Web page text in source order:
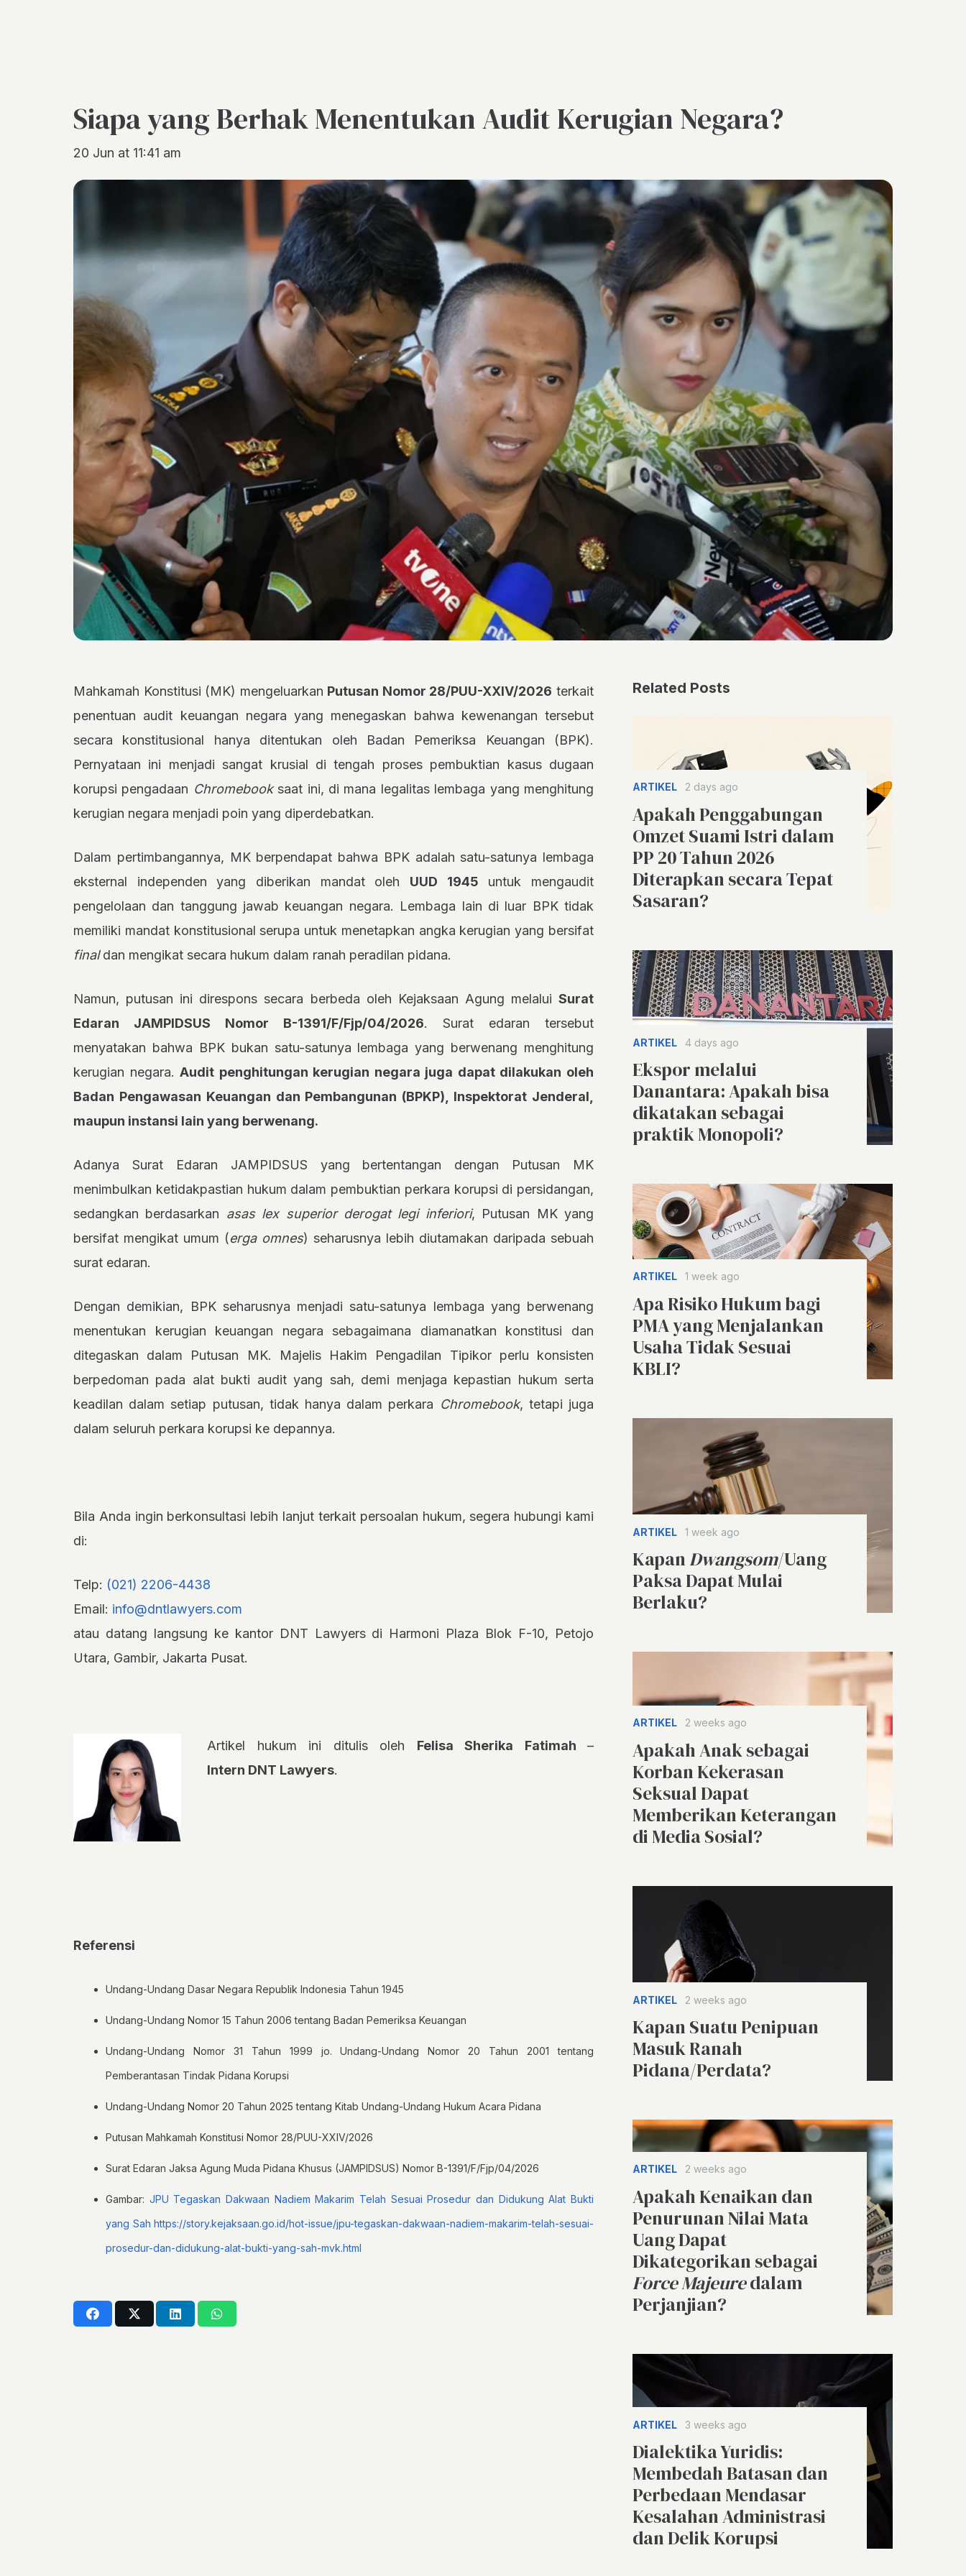
Siapa yang Berhak Menentukan Audit Kerugian Negara?
20 Jun at 11:41 am
Mahkamah Konstitusi (MK) mengeluarkan Putusan Nomor 28/PUU-XXIV/2026 terkait
penentuan audit keuangan negara yang menegaskan bahwa kewenangan tersebut
secara konstitusional hanya ditentukan oleh Badan Pemeriksa Keuangan (BPK).
Pernyataan ini menjadi sangat krusial di tengah proses pembuktian kasus dugaan
korupsi pengadaan Chromebooksaat ini, di mana legalitas lembaga yang menghitung
kerugian negara menjadi poin yang diperdebatkan.
Dalam pertimbangannya, MK berpendapat bahwa BPK adalah satu-satunya lembaga
eksternal independen yang diberikan mandat oleh UUD 1945 untuk mengaudit
pengelolaan dan tanggung jawab keuangan negara. Lembaga lain di luar BPK tidak
memiliki mandat konstitusional serupa untuk menetapkan angka kerugian yang bersifat
finaldan mengikat secara hukum dalam ranah peradilan pidana.
Namun, putusan ini direspons secara berbeda oleh Kejaksaan Agung melalui Surat
Edaran JAMPIDSUS Nomor B-1391/F/Fjp/04/2026. Surat edaran tersebut
menyatakan bahwa BPK bukan satu-satunya lembaga yang berwenang menghitung
kerugian negara.Audit penghitungan kerugian negara juga dapat dilakukan oleh
Badan Pengawasan Keuangan dan Pembangunan (BPKP), Inspektorat Jenderal,
maupun instansi lain yang berwenang.
Adanya Surat Edaran JAMPIDSUS yang bertentangan dengan Putusan MK
menimbulkan ketidakpastian hukum dalam pembuktian perkara korupsi di persidangan,
sedangkan berdasarkan asas lex superior derogat legi inferiori, Putusan MK yang
bersifat mengikat umum (erga omnes) seharusnya lebih diutamakan daripada sebuah
surat edaran.
Dengan demikian, BPK seharusnya menjadi satu-satunya lembaga yang berwenang
menentukan kerugian keuangan negara sebagaimana diamanatkan konstitusi dan
ditegaskan dalam Putusan MK. Majelis Hakim Pengadilan Tipikor perlu konsisten
berpedoman pada alat bukti audit yang sah, demi menjaga kepastian hukum serta
keadilan dalam setiap putusan, tidak hanya dalam perkara Chromebook, tetapi juga
dalam seluruh perkara korupsi ke depannya.
Bila Anda ingin berkonsultasi lebih lanjut terkait persoalan hukum, segera hubungi kami
di:
Telp: (021) 2206-4438
Email: info@dntlawyers.com
atau datang langsung ke kantor DNT Lawyers di Harmoni Plaza Blok F-10, Petojo
Utara, Gambir, Jakarta Pusat.
Artikel hukum ini ditulis oleh Felisa Sherika Fatimah
–
Intern DNT Lawyers.
Referensi
Undang-Undang Dasar Negara Republik Indonesia Tahun 1945
Undang-Undang Nomor 15 Tahun 2006 tentang Badan Pemeriksa Keuangan
Undang-Undang Nomor 31 Tahun 1999 jo. Undang-Undang Nomor 20 Tahun 2001 tentang
Pemberantasan Tindak Pidana Korupsi
Undang-Undang Nomor 20 Tahun 2025 tentang Kitab Undang-Undang Hukum Acara Pidana
Putusan Mahkamah Konstitusi Nomor 28/PUU-XXIV/2026
Surat Edaran Jaksa Agung Muda Pidana Khusus (JAMPIDSUS) Nomor B-1391/F/Fjp/04/2026
Gambar: JPU Tegaskan Dakwaan Nadiem Makarim Telah Sesuai Prosedur dan Didukung Alat Bukti
yang Sah https://story.kejaksaan.go.id/hot-issue/jpu-tegaskan-dakwaan-nadiem-makarim-telah-sesuai-
prosedur-dan-didukung-alat-bukti-yang-sah-mvk.html
Related Posts
ARTIKEL 2 days ago
Apakah Penggabungan
Omzet Suami Istri dalam
PP 20 Tahun 2026
Diterapkan secara Tepat
Sasaran?
ARTIKEL 4 days ago
Ekspor melalui
Danantara: Apakah bisa
dikatakan sebagai
praktik Monopoli?
ARTIKEL 1 week ago
Apa Risiko Hukum bagi
PMA yang Menjalankan
Usaha Tidak Sesuai
KBLI?
ARTIKEL 1 week ago
KapanDwangsom/Uang
Paksa Dapat Mulai
Berlaku?
ARTIKEL 2 weeks ago
Apakah Anak sebagai
Korban Kekerasan
Seksual Dapat
Memberikan Keterangan
di Media Sosial?
ARTIKEL 2 weeks ago
Kapan Suatu Penipuan
Masuk Ranah
Pidana/Perdata?
ARTIKEL 2 weeks ago
Apakah Kenaikan dan
Penurunan Nilai Mata
Uang Dapat
Dikategorikan sebagai
Force Majeuredalam
Perjanjian?
ARTIKEL 3 weeks ago
Dialektika Yuridis:
Membedah Batasan dan
Perbedaan Mendasar
Kesalahan Administrasi
dan Delik Korupsi